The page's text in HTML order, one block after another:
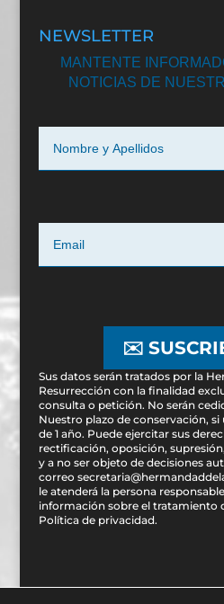
NEWSLETTER
MANTENTE
NOTICIAS DE
✉️
Sus datos serán tratados por la
Resurrección con la finalidad
consulta o petición. No serán
Nuestro plazo de conservación,
de 1 año. Puede ejercitar sus
rectificación, oposición,
y a no ser objeto de decisiones
correo
le atenderá la persona
información sobre el tratamiento
Política de privacidad.